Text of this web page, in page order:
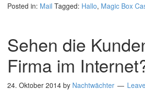
Posted in: Mail Tagged: Hallo, Magic Box
Sehen die
Firma im
24. Oktober 2014 by Nachtwächter